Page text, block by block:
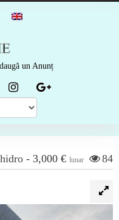
un Anunț
- 3,000 € lunar 84